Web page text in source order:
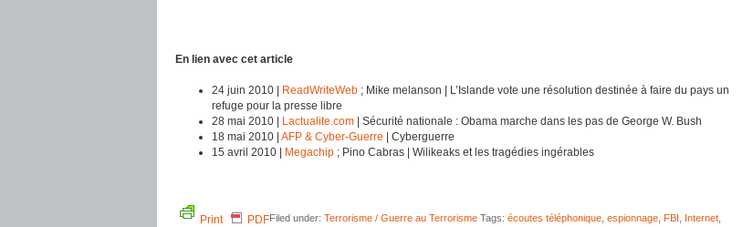
En lien avec cet article
24 juin 2010 | ReadWriteWeb ; Mike melanson | L’Islande vote une résolution destinée à faire du pays un
refuge pour la presse libre
28 mai 2010 |
Lactualite.com | Sécurité nationale : Obama marche dans les pas de George W. Bush
18 mai 2010 | AFP & Cyber-Guerre | Cyberguerre
15 avril 2010 |
Megachip ; Pino Cabras | Wilikeaks et les tragédies ingérables
Print PDFFiled under: Terrorisme / Guerre au Terrorisme Tags: écoutes téléphonique espionnage FBI Internet